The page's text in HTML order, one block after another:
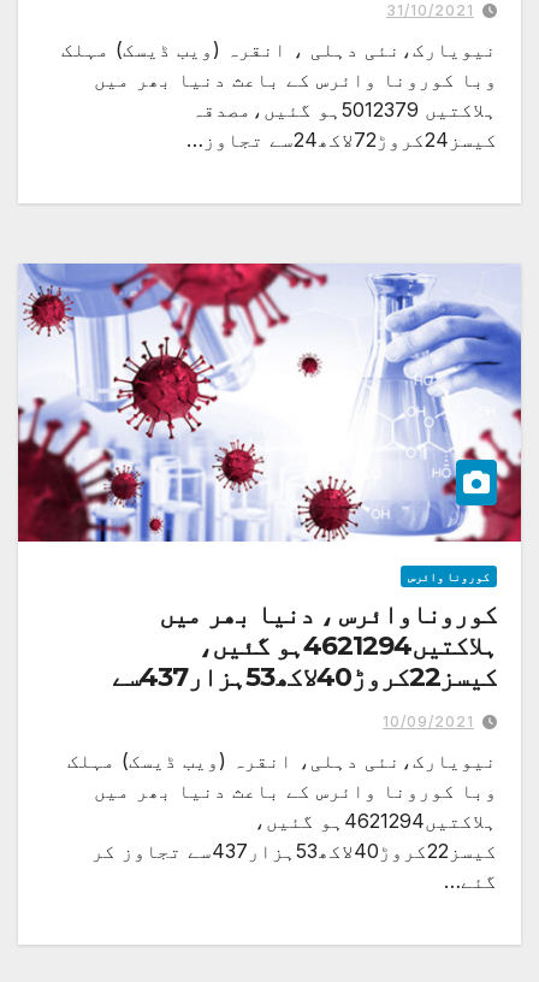
31/10/2021
نیویارک،نئی دہلی ، انقرہ (ویب ڈیسک) مہلک
وبا کورونا وائرس کے باعث دنیا بھر میں
ہلاکتیں 5012379ہو گئیں،مصدقہ
کیسز24کروڑ72لاکھ24سے تجاوز…
کورونا وائرس
کوروناوائرس ، دنیا بھر میں
ہلاکتیں4621294ہو گئیں،
کیسز22کروڑ40لاکھ53ہزار437سے
تجاوز کر گئے
10/09/2021
نیویارک،نئی دہلی، انقرہ (ویب ڈیسک) مہلک
وبا کورونا وائرس کے باعث دنیا بھر میں
ہلاکتیں4621294ہو گئیں،
کیسز22کروڑ40لاکھ53ہزار437سے تجاوز کر
گئے…